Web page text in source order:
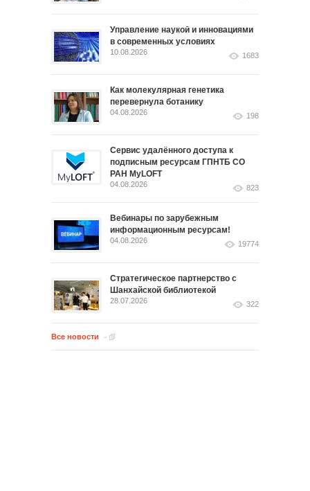
Управление наукой и инновациями
в современных условиях
10.08.2026 1683
Как молекулярная генетика
перевернула ботанику
04.08.2026 198
Сервис удалённого доступа к
подписным ресурсам ГПНТБ СО
РАН MyLOFT
04.08.2026 823
Вебинары по зарубежным
информационным ресурсам!
04.08.2026 19774
Стратегическое партнерство с
Шанхайской библиотекой
28.07.2026 322
Все новости